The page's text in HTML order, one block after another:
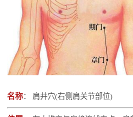
名称： 肩井穴(右侧肩关节部位)